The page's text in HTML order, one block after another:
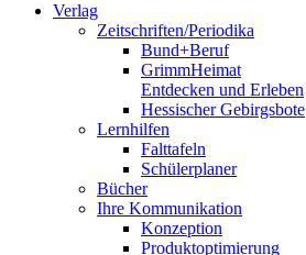
Verlag
Zeitschriften/Periodika
Bund+Beruf
GrimmHeimat
Entdecken und Erleben
Hessischer Gebirgsbote
Lernhilfen
Falttafeln
Schülerplaner
Bücher
Ihre Kommunikation
Konzeption
Produktoptimierung